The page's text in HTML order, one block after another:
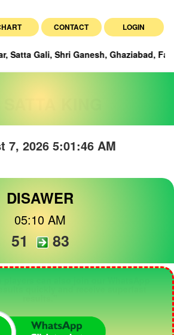
CONTACT LOGIN
Ganesh, Ghaziabad,
7, 2026 5:01:47 AM
DISAWER
05:10 AM
51 83